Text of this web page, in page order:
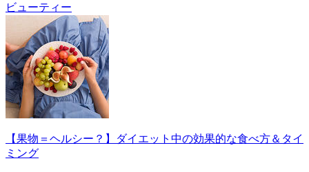
ビューティー
【果物＝ヘルシー？】ダイエット中の効果的な食べ方＆タイ
ミング